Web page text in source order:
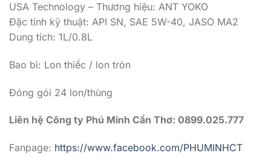
USA Technology – Thương hiệu: ANT YOKO
Đặc tính kỹ thuật: API SN, SAE 5W-40, JASO MA2
Dung tích: 1L/0.8L
Bao bì: Lon thiếc / lon tròn
Đóng gói 24 lon/thùng
Liên hệ Công ty Phú Minh Cần Thơ: 0899.025.777
Fanpage: https://www.facebook.com/PHUMINHCT